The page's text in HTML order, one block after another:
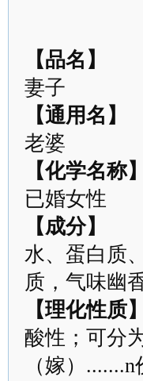
【品名】
妻子
【通用名】
老婆
【化学名称】
已婚女性
【成分】
水、蛋白质
质，气味幽香
【理化性质】
酸性；可分
（嫁）